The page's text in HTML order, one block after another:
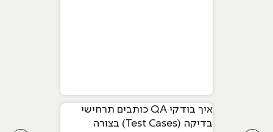
איך בודקי QA כותבים תרחישי
בדיקה (Test Cases) בצורה